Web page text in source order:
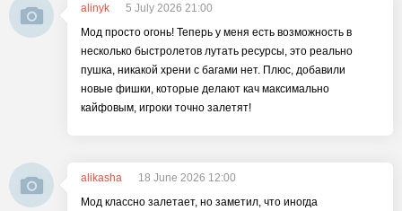
alinyk
5 July 2026 21:00
Мод просто огонь! Теперь у меня есть возможность в
несколько быстролетов лутать ресурсы, это реально
пушка, никакой хрени с багами нет. Плюс, добавили
новые фишки, которые делают кач максимально
кайфовым, игроки точно залетят!
alikasha
18 June 2026 12:00
Мод классно залетает, но заметил, что иногда